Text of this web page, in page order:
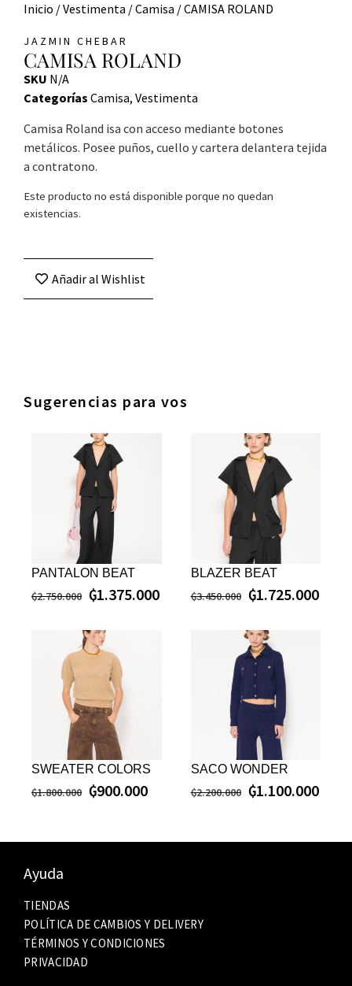
Inicio /Vestimenta /Camisa / CAMISA ROLAND
JAZMIN CHEBAR
CAMISA ROLAND
SKU N/A
Categorías Camisa, Vestimenta
Camisa Roland isa con acceso mediante botones
metálicos. Posee puños, cuello y cartera delantera tejida
a contratono.
Este producto no está disponible porque no quedan
existencias.
Añadir al Wishlist
Sugerencias para vos
PANTALON BEAT
₲2.750.000 ₲1.375.000
BLAZER BEAT
₲3.450.000 ₲1.725.000
SWEATER COLORS
₲1.800.000 ₲900.000
SACO WONDER
₲2.200.000 ₲1.100.000
Ayuda
TIENDAS
POLÍTICA DE CAMBIOS Y DELIVERY
TÉRMINOS Y CONDICIONES
PRIVACIDAD